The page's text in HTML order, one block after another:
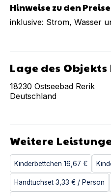
Hinweise zu den
inklusive: Strom, Wasser
Lage des Objekts
18230 Ostseebad Rerik
Deutschland
Weitere
Kinderbettchen 16,67 €
Handtuchset 3,33 € / Person